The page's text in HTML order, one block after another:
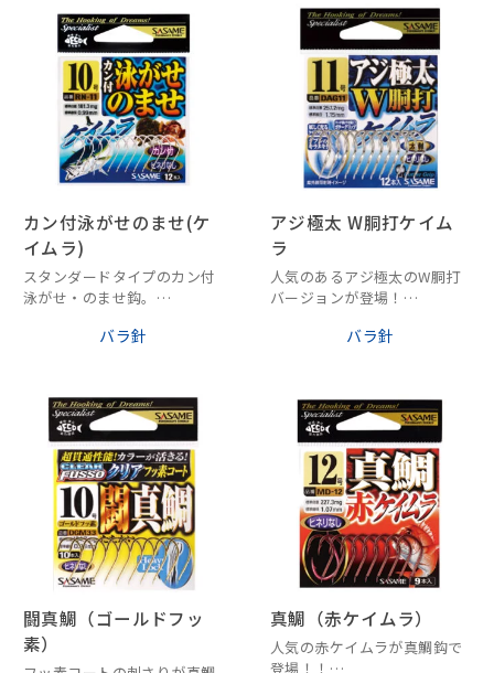
カン付泳がせのませ(ケ
イムラ)
スタンダードタイプのカン付
泳がせ・のませ鈎。
バラ針
アジ極太 W胴打ケイム
ラ
人気のあるアジ極太のW胴打
バージョンが登場！
ートが魚の捕食スイッチにオ
バラ針
闘真鯛（ゴールドフッ
素）
真鯛（赤ケイムラ）
人気の赤ケイムラが真鯛鈎で
登場！！